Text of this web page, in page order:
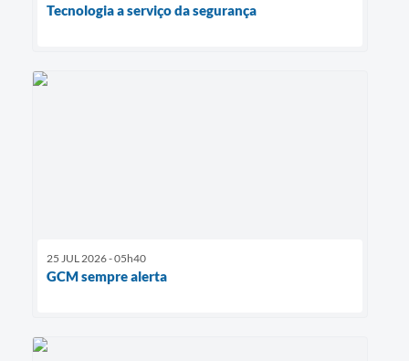
Tecnologia a serviço da segurança
25 JUL 2026 - 05h40
GCM sempre alerta